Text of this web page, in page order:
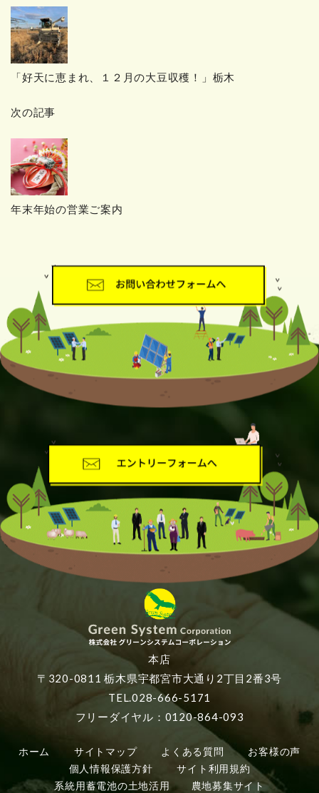
「好天に恵まれ、１２月の大豆収穫！」栃木
次の記事
年末年始の営業ご案内
本店
〒320-0811 栃木県宇都宮市大通り2丁目2番3号
TEL.028-666-5171
フリーダイヤル：0120-864-093
ホーム サイトマップ よくある質問
お客様の声
個人情報保護方針
サイト利用規約
系統用蓄電池の土地活用
農地募集サイト